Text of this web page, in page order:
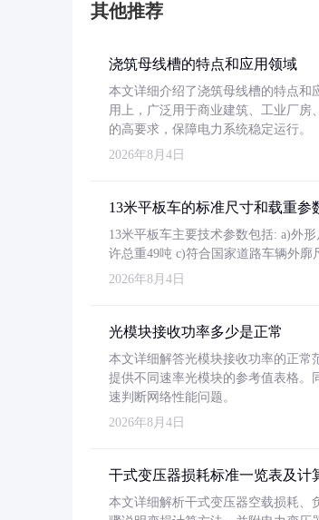
其他推荐
浇筑母线槽的特点和应用领域
本文详细介绍了浇筑母线槽的特点和
用上，广泛用于商业建筑、工业厂房
的高要求，保障电力系统稳定运行。
2026年8月4日
13米平板车的标准尺寸和载重参
13米平板车主要技术参数包括: a)外
许总重49吨 c)符合国家道路车辆外廓
2026年8月4日
光模块接收功率多少是正常
本文详细解答光模块接收功率的正常
提供不同速率光模块的参考值表格。
速判断网络性能问题。
2026年8月4日
干式变压器损耗标准一览表及计
本文详细解析干式变压器空载损耗、